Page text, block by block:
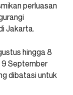
perluasan
Jakarta.
hingga 8
9 September
dibatasi untuk